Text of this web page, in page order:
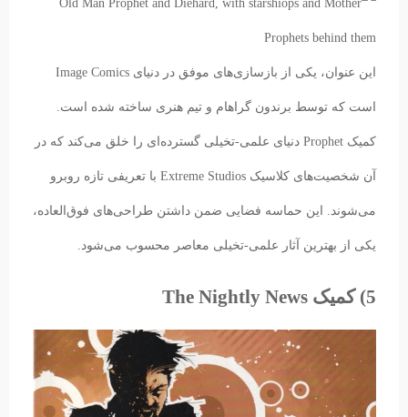
این عنوان، یکی از بازسازی‌های موفق در دنیای Image Comics
است که توسط برندون گراهام و تیم هنری ساخته شده است.
کمیک Prophet دنیای علمی-تخیلی گسترده‌ای را خلق می‌کند که در
آن شخصیت‌های کلاسیک Extreme Studios با تعریفی تازه روبرو
می‌شوند. این حماسه فضایی ضمن داشتن طراحی‌های فوق‌العاده،
یکی از بهترین آثار علمی-تخیلی معاصر محسوب می‌شود.
5) کمیک The Nightly News